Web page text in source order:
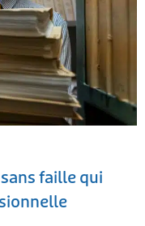
faille qui